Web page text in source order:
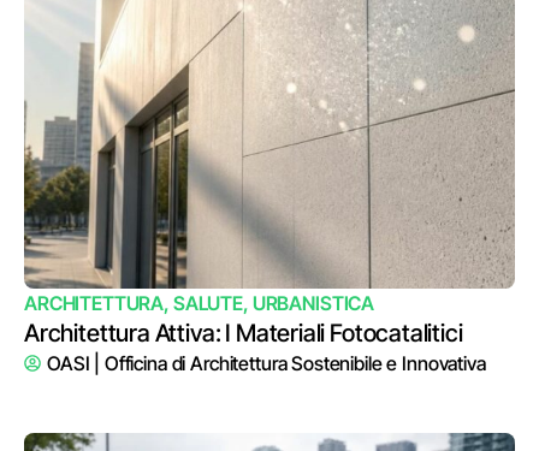
ARCHITETTURA, SALUTE, URBANISTICA
Architettura Attiva: I Materiali Fotocatalitici
OASI | Officina di Architettura Sostenibile e Innovativa